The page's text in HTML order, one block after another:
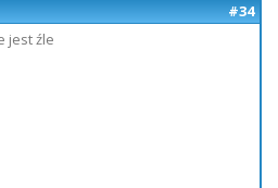
#34
jest źle